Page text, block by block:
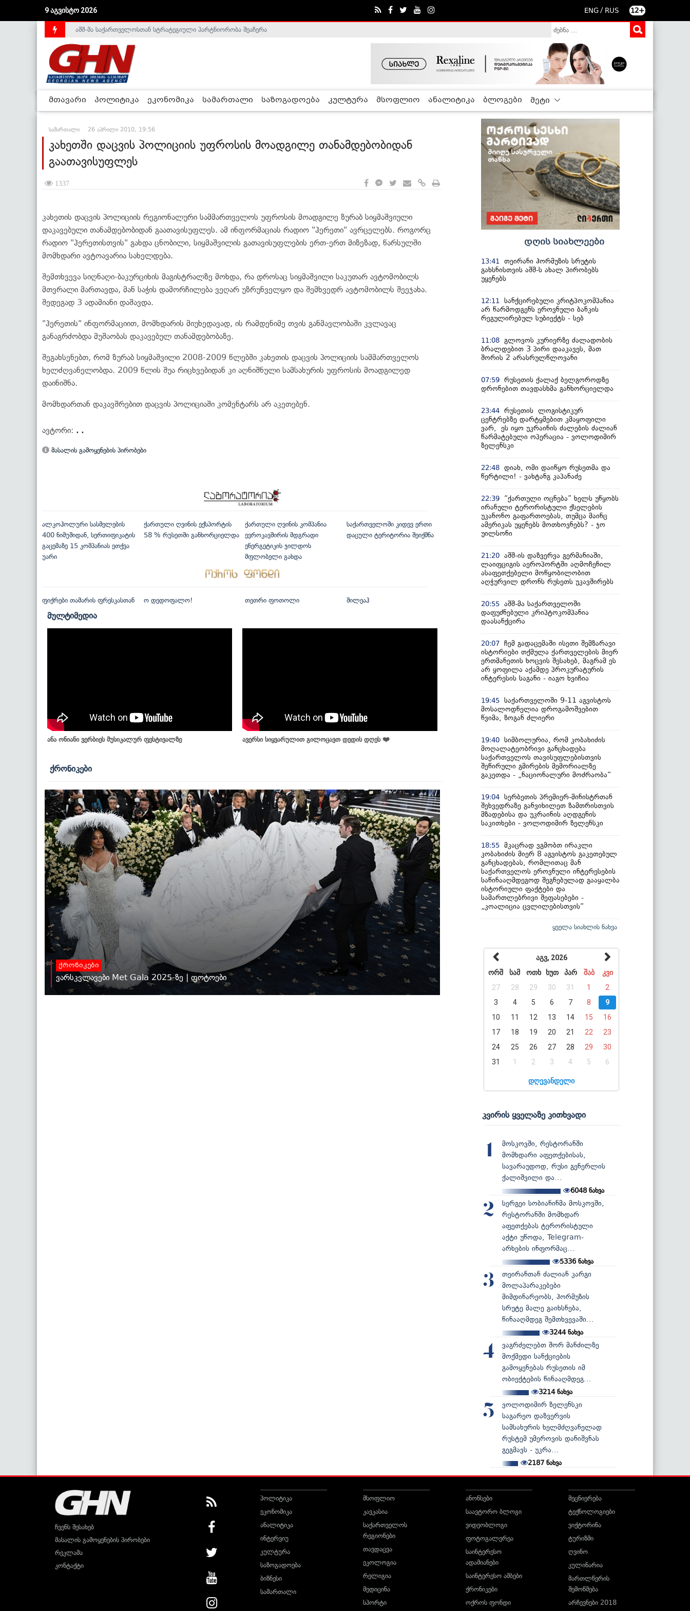
9 აგვისტო 2026 ENG / RUS 12+
საქართველოს დე-ფაქტო მთავრობა არალეგიტიმურია - ჰელსინკის კომისია
აშშ-მა საქართველოსთან სტრატეგიული პარტნიორობა შეაჩერა
მთავარი პოლიტიკა ეკონომიკა სამართალი საზოგადოება კულტურა მსოფლიო ანალიტიკა ბლოგები მეტი
სამართალი 26 აპრილი 2010, 19:56
კახეთში დაცვის პოლიციის უფროსის მოადგილე თანამდებობიდან
გაათავისუფლეს
1337
კახეთის დაცვის პოლიციის რეგიონალური სამმართველოს უფროსის მოადგილე ზურაბ სიყმაშვიული
დაკავებული თანამდებობიდან გაათავისუფლეს. ამ ინფორმაციას რადიო "ჰერეთი" ავრცელებს. როგორც
რადიო "ჰერეთისთვის" გახდა ცნობილი, სიყმაშვილის გათავისუფლების ერთ-ერთ მიზეზად, წარსულში
მომხდარი ავტოავარია სახელდება.
შემთხვევა სიღნაღი-ბაკურციხის მაგისტრალზე მოხდა, რა დროსაც სიყმაშვილი საკუთარ ავტომობილს
მთვრალი მართავდა, მან საჭის დამორჩილება ვეღარ უზრუნველყო და შემხვედრ ავტომობილს შეეჯახა.
შედეგად 3 ადამიანი დაშავდა.
"ჰერეთის" ინფორმაციით, მომხდარის მიუხედავად, ის რამდენიმე თვის განმავლობაში კვლავაც
განაგრძობდა მუშაობას დაკავებულ თანამდებობაზე.
შეგახსენებთ, რომ ზურაბ სიყმაშვილი 2008-2009 წლებში კახეთის დაცვის პოლიციის სამმართველოს
ხელძღვანელობდა. 2009 წლის შუა რიცხვებიდან კი აღნიშნული სამსახურის უფროსის მოადგილედ
დაინიშნა.
მომხდართან დაკავშრებით დაცვის პოლიციაში კომენტარს არ აკეთებენ.
ავტორი: . .
მასალის გამოყენების პირობები
ალკოჰოლური სასმელების
400 ნიმუშიდან, სერთიფიკატის
გაცემაზე 15 კომპანიას ეთქვა
უარი
ქართული ღვინის ექსპორტის
58 % რუსეთში განხორციელდა
ქართული ღვინის კომპანია
ევროკავშირის მდგრადი
ენერგეტიკის ჯილდოს
მფლობელი გახდა
საქართველოში კიდევ ერთი
დაცული ტერიტორია შეიქმნა
ფიქრები თამარის ფრესკასთან ო დედოფალო! თეთრი ფოთოლი შილეაჰ
მულტიმედია
ანა ონიანი ვერბიეს მუსიკალურ ფესტივალზე ავერსი სიყვარულით გილოცავთ დედის დღეს ❤️
ქრონიკები
ქრონიკები
ვარსკვლავები Met Gala 2025-ზე | ფოტოები
დღის სიახლეები
13:41
თეირანი ჰორმუზის სრუტის
გახსნისთვის აშშ-ს ახალ პირობებს
უყენებს
12:11
სანქცირებული კრიტპოკომპანია
არ წარმოდგენს ეროვნული ბანკის
რეგულირებულ სუბიექტს - სებ
11:08 გლოვოს კურიერზე ძალადობის
ბრალდებით 3 პირი დააკავეს, მათ
შორის 2 არასრულწლოვანი
07:59 რუსეთის ქალაქ ბელგოროდზე
დრონებით თავდასხმა განხორციელდა
23:44 რუსეთის ლოგისტიკურ
ცენტრებზე დარტყმებით კმაყოფილი
ვარ, ეს იყო უკრაინის ძალების ძალიან
წარმატებული ოპერაცია - ვოლოდიმირ
ზელენსკი
22:48 დიახ, ომი დაიწყო რუსეთმა და
წერტილი! - ვახტანგ კაპანაძე
22:39
“ქართული ოცნება” ხელს უწყობს
ირანული ტერორისტული ქსელების
უკანონო გაფართოებას, თუმცა მაინც
ამერიკას უყენებს მოთხოვნებს? - ჯო
უილსონი
21:20 აშშ-ის დაზვერვა გერმანიაში,
ლაიფციგის აეროპორტში აღმოჩენილ
ასაფეთქებელი მოწყობილობით
აღჭურვილ დრონს რუსეთს უკავშირებს
20:55 აშშ-მა საქართველოში
დაფუძნებული კრიპტოკომპანია
დაასანქცირა
20:07 ჩემ გადაცემაში ისეთი შემზარავი
ისტორიები თქმულა ქართველების მიერ
ერთმანეთის ხოცვის შესახებ, მაგრამ ეს
არ ყოფილა აქამდე პროკურატურის
ინტერესის საგანი - იაგო ხვიჩია
19:45 საქართველოში 9-11 აგვისტოს
მოსალოდნელია დროგამოშვებით
წვიმა, ზოგან ძლიერი
19:40 სიმბოლურია, რომ კობახიძის
მოღალატეობრივი განცხადება
საქართველოს თავისუფლებისთვის
შეწირული გმირების მემორიალზე
გაკეთდა - „ნაციონალური მოძრაობა“
19:04 სერბეთის პრემიერ-მინისტრთან
შეხვედრაზე განვიხილეთ ზამთრისთვის
მზადებისა და უკრაინის აღდგენის
საკითხები - ვოლოდიმირ ზელენსკი
18:55 მკაცრად ვგმობთ ირაკლი
კობახიძის მიერ 8 აგვისტოს გაკეთებულ
განცხადებას, რომლითაც მან
საქართველოს ეროვნული ინტერესების
საწინააღმდეგოდ შეგნებულად გააყალბა
ისტორიული ფაქტები და
სამართლებრივი შეფასებები -
„კოალიცია ცვლილებისთვის“
ყველა სიახლის ნახვა
აგვ, 2026
ორშ
სამ ოთხ ხუთ პარ შაბ
კვი
27
28 29 30 31 1
2
3
4 5 6 7 8
9
10
11 12 13 14 15
16
17
18 19 20 21 22
23
24
25 26 27 28 29
30
31
1 2 3 4 5 6
დღევანდელი
კვირის ყველაზე კითხვადი
1
მოსკოვში, რესტორანში
მომხდარი აფეთქებისას,
სავარაუდოდ, რუსი გენერლის
ქალიშვილი და...
6048 ნახვა
2
სერგეი სობიანინმა მოსკოვში,
რესტორანში მომხდარ
აფეთქებას ტერორისტული
აქტი უწოდა, Telegram-
არხების ინფორმაც...
5336ნახვა
3
თეირანთან ძალიან კარგი
მოლაპარაკებები
მიმდინარეობს, ჰორმუზის
სრუტე მალე გაიხსნება,
წინააღმდეგ შემთხვევაში...
3244ნახვა
4
ვაგრძელებთ შორ მანძილზე
მოქმედი სანქციების
გამოყენებას რუსეთის იმ
ობიექტების წინააღმდეგ...
3214ნახვა
5
ვოლოდიმირ ზელენსკი
საგარეო დაზვერვის
სამსახურის ხელმძღვანელად
რუსტემ უმეროვის დანიშვნას
გეგმავს - უკრა...
2187 ნახვა
ჩვენს შესახებ
მასალის გამოყენების პირობები
რეკლამა
კონტაქტი
პოლიტიკა
ეკონომიკა
ანალიტიკა
ინტერვიუ
კულტურა
საზოგადოება
ბიზნესი
სამართალი
მსოფლიო
კავკასია
საქართველოს
რეგიონები
თავდაცვა
ეკოლოგია
რელიგია
მედიცინა
სპორტი
ანონსები
საავტორო ბლოგი
ვიდეობლოგი
ფოტოგალერეა
საინტერესო
ადამიანები
საინტერესო ამბები
ქრონიკები
ოქროს ფონდი
მეცნიერება
ტექნოლოგიები
ვიქტორინა
ტურიზმი
ღვინო
კულინარია
მართლწერის
შემოწმება
არჩევნები 2018